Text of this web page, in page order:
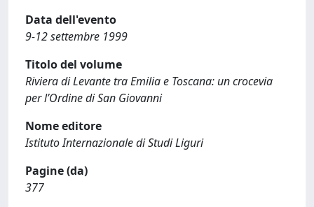
Data dell'evento
9-12 settembre 1999
Titolo del volume
Riviera di Levante tra Emilia e Toscana: un crocevia
per l’Ordine di San Giovanni
Nome editore
Istituto Internazionale di Studi Liguri
Pagine (da)
377